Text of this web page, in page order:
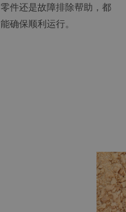
零件还是故障排除帮助，都
能确保顺利运行。